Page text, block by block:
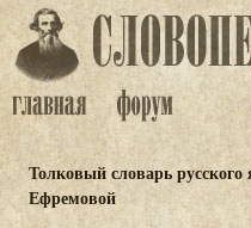
Толковый словарь
Ефремовой